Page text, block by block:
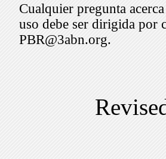
Cualquier pregunta
uso debe ser dirigida por
PBR@3abn.org.